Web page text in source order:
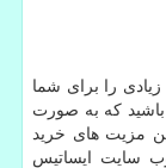
را برای شما
که به صورت
مزیت های خرید
سایت ایساتیس